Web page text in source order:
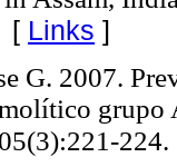
Links ]
G. 2007.
grupo